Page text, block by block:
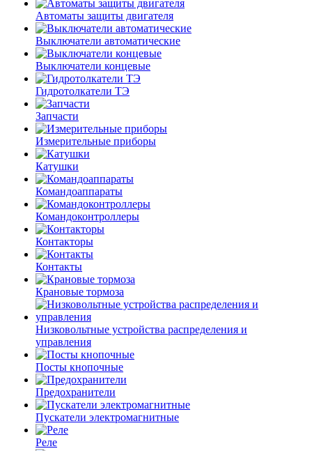
Автоматы защиты двигателя
Выключатели автоматические
Выключатели концевые
Гидротолкатели ТЭ
Запчасти
Измерительные приборы
Катушки
Командоаппараты
Командоконтроллеры
Контакторы
Контакты
Крановые тормоза
Низковольтные устройства распределения и
управления
Посты кнопочные
Предохранители
Пускатели электромагнитные
Реле